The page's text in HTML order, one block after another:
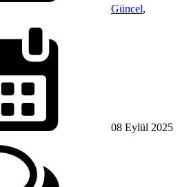
Güncel,
08 Eylül 2025